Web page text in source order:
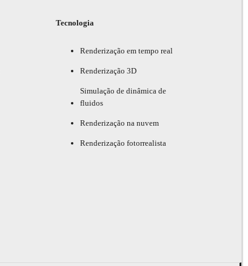
Tecnologia
Renderização em tempo real
Renderização 3D
Simulação de dinâmica de
fluidos
Renderização na nuvem
Renderização fotorrealista